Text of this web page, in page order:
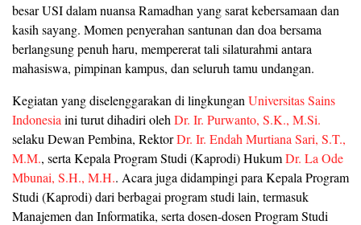
besar USI dalam nuansa Ramadhan yang sarat kebersamaan dan
kasih sayang. Momen penyerahan santunan dan doa bersama
berlangsung penuh haru, mempererat tali silaturahmi antara
mahasiswa, pimpinan kampus, dan seluruh tamu undangan.
Kegiatan yang diselenggarakan di lingkungan Universitas Sains
Indonesia ini turut dihadiri oleh Dr. Ir. Purwanto, S.K., M.Si.
selaku Dewan Pembina, RektorDr. Ir. Endah Murtiana Sari, S.T.,
M.M., serta Kepala Program Studi (Kaprodi) HukumDr. La Ode
Mbunai, S.H., M.H.. Acara juga didampingi para Kepala Program
Studi (Kaprodi) dari berbagai program studi lain, termasuk
Manajemen dan Informatika, serta dosen-dosen Program Studi